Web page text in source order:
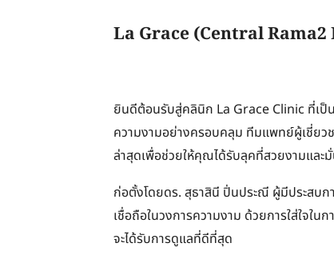
La Grace (Central
ยินดีต้อนรับสู่คลินิก La Grace Clinic ที่เป็
ความงามอย่างครอบคลุม ทีมแพทย์ผู้เชี่ยว
ล่าสุดเพื่อช่วยให้คุณได้รับลุคที่สวยงามและ
ก่อตั้งโดยดร. สุธาสินี ปิ่นประณี ผู้มีประสบ
เชื่อถือในวงการความงาม ด้วยการใส่ใจใน
จะได้รับการดูแลที่ดีที่สุด